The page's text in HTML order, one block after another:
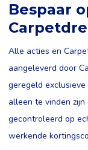
Bespaar
Alle acties en
aangeleverd door
geregeld
alleen te vinden
gecontroleerd op
werkende